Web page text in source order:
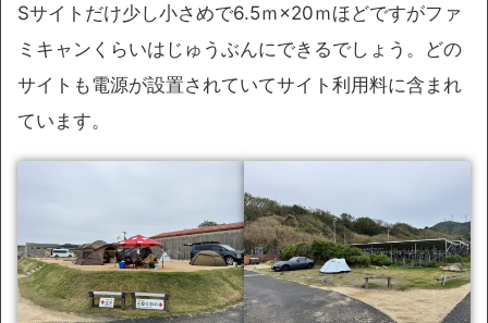
Sサイトだけ少し小さめで6.5ｍ×20ｍほどですがファ
ミキャンくらいはじゅうぶんにできるでしょう。どの
サイトも電源が設置されていてサイト利用料に含まれ
ています。